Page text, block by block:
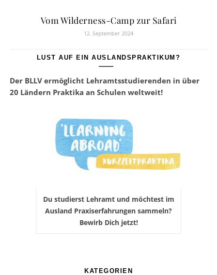
Vom Wilderness-Camp zur Safari
12. September 2024
LUST AUF EIN AUSLANDSPRAKTIKUM?
Der BLLV ermöglicht Lehramtsstudierenden in über
20 Ländern Praktika an Schulen weltweit!
Du studierst Lehramt und möchtest im
Ausland Praxiserfahrungen sammeln?
Bewirb Dich jetzt!
KATEGORIEN